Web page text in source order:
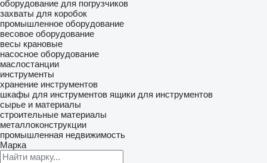
оборудование для погрузчиков
захваты для коробок
промышленное оборудование
весовое оборудование
весы крановые
насосное оборудование
маслостанции
инструменты
хранение инструментов
шкафы для инструментов ящики для инструментов
сырье и материалы
строительные материалы
металлоконструкции
промышленная недвижимость
Марка